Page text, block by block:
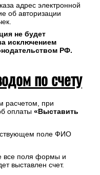
адрес электронной
об авторизации
не будет
исключением
РФ.
по счету
расчетом, при
оплаты «Выставить
поле ФИО
все поля формы и
выставлен счет.